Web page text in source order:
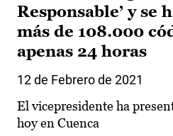
Responsable’ y se
más de 108.000
apenas 24 horas
12 de Febrero de 2021
El vicepresidente ha
hoy en Cuenca